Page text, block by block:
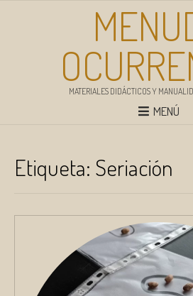
MATERIALES DIDÁCTICOS Y
MENÚ
Etiqueta: Seriación